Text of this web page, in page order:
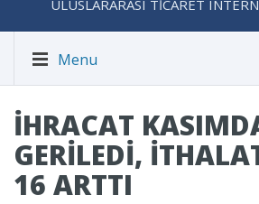
ULUSLARARASI TİCARET
Menu
İHRACAT
GERILEDI,
16 ARTTI